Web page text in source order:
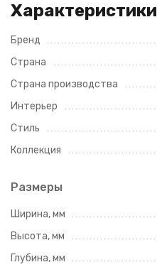
Характеристики
Бренд
Страна
Страна производства
Интерьер
Стиль
Коллекция
Размеры
Ширина, мм
Высота, мм
Глубина, мм